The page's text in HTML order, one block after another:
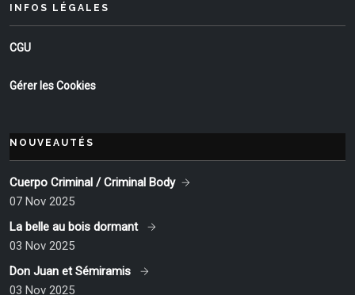
INFOS LÉGALES
CGU
Gérer les Cookies
NOUVEAUTÉS
Cuerpo Criminal / Criminal Body
07 Nov 2025
La belle au bois dormant
03 Nov 2025
Don Juan et Sémiramis
03 Nov 2025